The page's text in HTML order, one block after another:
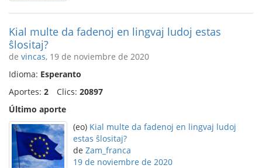
Kial multe da fadenoj en lingvaj ludoj estas
ŝlositaj?
de vincas, 19 de noviembre de 2020
Idioma: Esperanto
Aportes: 2 Clics: 20897
Último aporte
(eo) Kial multe da fadenoj en lingvaj ludoj
estas ŝlositaj?
de Zam_franca
19 de noviembre de 2020